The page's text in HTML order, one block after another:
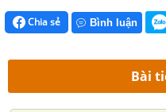
Chia sẻ Bình luận
Bài